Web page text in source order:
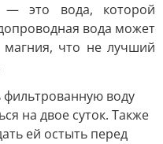
это вода, которой
вода может
что не лучший
воду
на двое суток. Также
ей остыть перед